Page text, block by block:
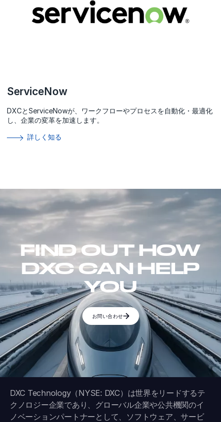
ServiceNow
DXCとServiceNowが、ワークフローやプロセスを自動化・最適化
し、企業の変革を加速します。
詳しく知る
FIND OUT HOW
DXC CAN HELP
YOU
お問い合わせ
DXC Technology（NYSE: DXC）は世界をリードするテ
クノロジー企業であり、グローバル企業や公共機関のイ
ノベーションパートナーとして、ソフトウェア、サービ